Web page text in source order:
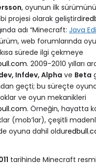
, oyunun ilk sürümünü
projesi olarak geliştirdi
adı “Minecraft: Java
web forumlarında
sürede ilgi çekmeye
. 2009-2010 yılları
Infdev, Alpha ve Beta
geçti; bu süreçte
ve oyun mekanikleri
. Örneğin, hayatta
(mob’lar), çeşitli
oyuna dahil oldu
tarihinde Minecraft